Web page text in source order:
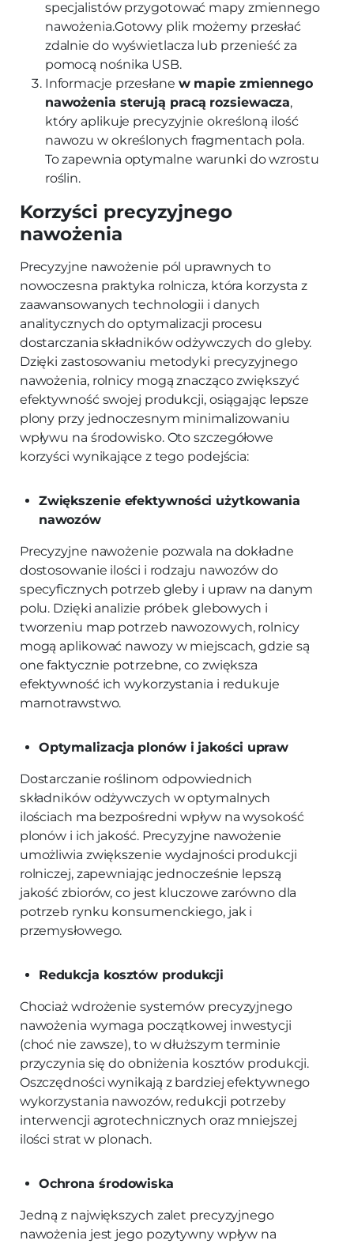
specjalistów przygotować mapy zmiennego
nawożenia.Gotowy plik możemy przesłać
zdalnie do wyświetlacza lub przenieść za
pomocą nośnika USB.
Informacje przesłane w mapie zmiennego
nawożenia sterują pracą rozsiewacza,
który aplikuje precyzyjnie określoną ilość
nawozu w określonych fragmentach pola.
To zapewnia optymalne warunki do wzrostu
roślin.
Korzyści precyzyjnego
nawożenia
Precyzyjne nawożenie pól uprawnych to
nowoczesna praktyka rolnicza, która korzysta z
zaawansowanych technologii i danych
analitycznych do optymalizacji procesu
dostarczania składników odżywczych do gleby.
Dzięki zastosowaniu metodyki precyzyjnego
nawożenia, rolnicy mogą znacząco zwiększyć
efektywność swojej produkcji, osiągając lepsze
plony przy jednoczesnym minimalizowaniu
wpływu na środowisko. Oto szczegółowe
korzyści wynikające z tego podejścia:
Zwiększenie efektywności użytkowania
nawozów
Precyzyjne nawożenie pozwala na dokładne
dostosowanie ilości i rodzaju nawozów do
specyficznych potrzeb gleby i upraw na danym
polu. Dzięki analizie próbek glebowych i
tworzeniu map potrzeb nawozowych, rolnicy
mogą aplikować nawozy w miejscach, gdzie są
one faktycznie potrzebne, co zwiększa
efektywność ich wykorzystania i redukuje
marnotrawstwo.
Optymalizacja plonów i jakości upraw
Dostarczanie roślinom odpowiednich
składników odżywczych w optymalnych
ilościach ma bezpośredni wpływ na wysokość
plonów i ich jakość. Precyzyjne nawożenie
umożliwia zwiększenie wydajności produkcji
rolniczej, zapewniając jednocześnie lepszą
jakość zbiorów, co jest kluczowe zarówno dla
potrzeb rynku konsumenckiego, jak i
przemysłowego.
Redukcja kosztów produkcji
Chociaż wdrożenie systemów precyzyjnego
nawożenia wymaga początkowej inwestycji
(choć nie zawsze), to w dłuższym terminie
przyczynia się do obniżenia kosztów produkcji.
Oszczędności wynikają z bardziej efektywnego
wykorzystania nawozów, redukcji potrzeby
interwencji agrotechnicznych oraz mniejszej
ilości strat w plonach.
Ochrona środowiska
Jedną z największych zalet precyzyjnego
nawożenia jest jego pozytywny wpływ na